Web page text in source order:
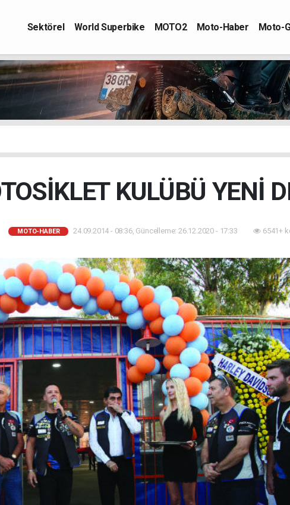
Sektörel World Superbike MOTO2 Moto-Haber Moto-
KULÜBÜ YENİ
MOTO-HABER 24.09.2014 - 08:36, Güncelleme: 26.12.2020 - 17:33 6541+